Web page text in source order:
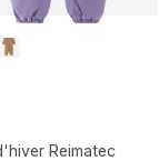
Reimatec